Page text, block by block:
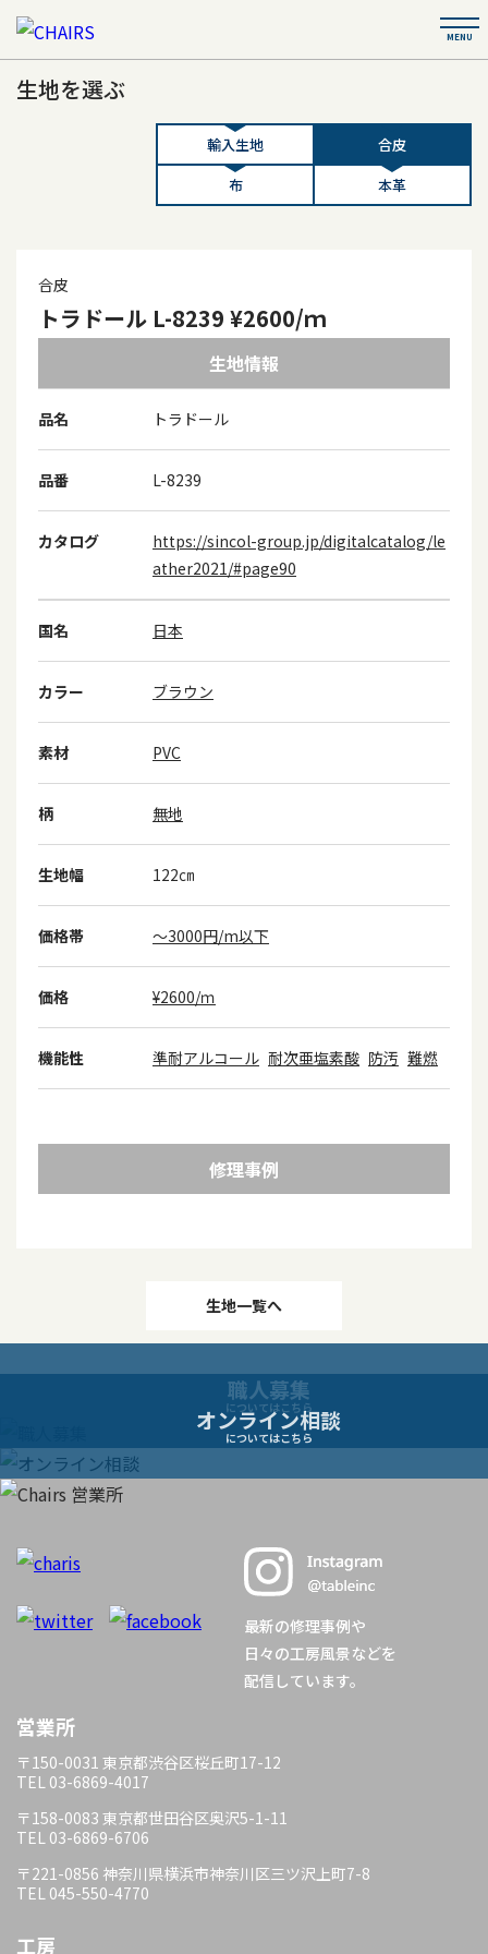
生地を選ぶ
輸入生地
合皮
布
本革
合皮
トラドール L-8239 ¥2600/ｍ
生地情報
品名 トラドール
品番 L-8239
カタログ
https://sincol-group.jp/digitalcatalog/le
ather2021/#page90
国名 日本
カラー ブラウン
素材 PVC
柄 無地
生地幅 122㎝
価格帯 ～3000円/m以下
価格 ¥2600/ｍ
機能性 準耐アルコール 耐次亜塩素酸 防汚 難燃
修理事例
稿
ビ
ー
シ
ン
生地一覧へ
職人募集
についてはこちら
オンライン相談
についてはこちら
最新の修理事例や
日々の工房風景などを
配信しています。
営業所
〒150-0031 東京都渋谷区桜丘町17-12
TEL 03-6869-4017
〒158-0083 東京都世田谷区奥沢5-1-11
TEL 03-6869-6706
〒221-0856 神奈川県横浜市神奈川区三ツ沢上町7-8
TEL 045-550-4770
工房